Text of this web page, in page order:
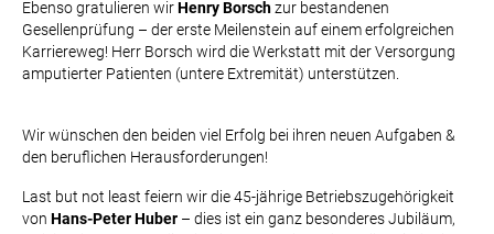
Ebenso gratulieren wirHenry Borschzur bestandenen
Gesellenprüfung – der erste Meilenstein auf einem erfolgreichen
Karriereweg! Herr Borsch wird die Werkstatt mit der Versorgung
amputierter Patienten (untere Extremität) unterstützen.
Wir wünschen den beiden viel Erfolg bei ihren neuen Aufgaben &
den beruflichen Herausforderungen!
Last but not least feiern wir die 45-jährige Betriebszugehörigkeit
von Hans-Peter Huber – dies ist ein ganz besonderes Jubiläum,